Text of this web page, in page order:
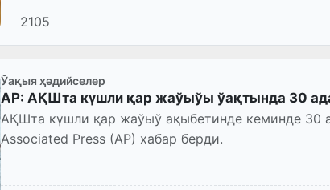
2105
Ўақыя ҳәдийселер
АР: АҚШта күшли қар жаўыўы ўақтында 30
АҚШта күшли қар жаўыў ақыбетинде кеминде 30
Associated Press (AP) хабар берди.